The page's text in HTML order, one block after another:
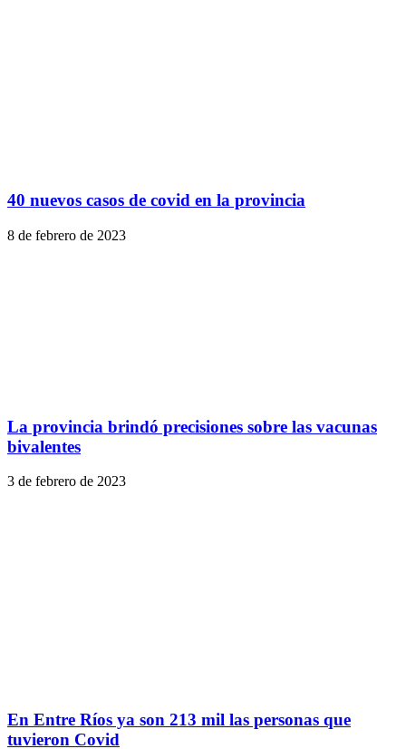
40 nuevos casos de covid en la provincia
8 de febrero de 2023
La provincia brindó precisiones sobre las vacunas
bivalentes
3 de febrero de 2023
En Entre Ríos ya son 213 mil las personas que
tuvieron Covid